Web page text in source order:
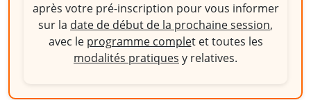
après votre pré-inscription pour vous informer
sur la date de début de la prochaine session,
avec le programme complet et toutes les
modalités pratiques y relatives.